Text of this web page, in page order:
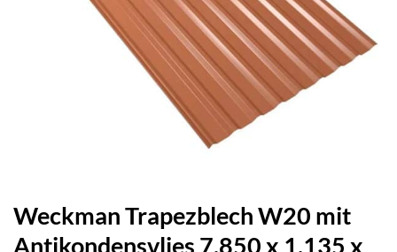
Weckman Trapezblech W20 mit
Antikondensvlies 7.850 x 1.135 x